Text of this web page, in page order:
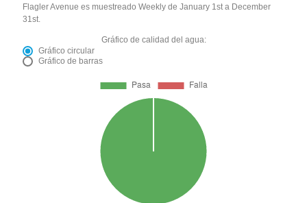
Flagler Avenue es muestreado Weekly de January 1st a December
31st.
Gráfico de calidad del agua:
Gráfico circular
Gráfico de barras